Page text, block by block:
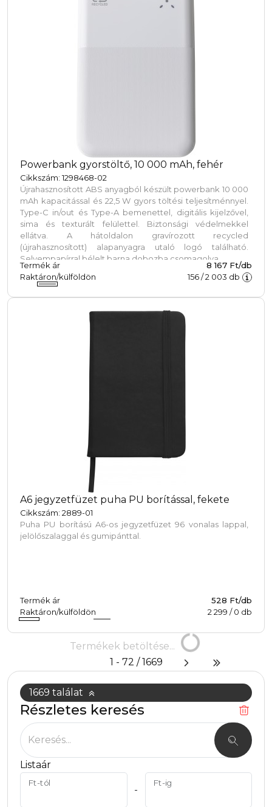
1669 találat
Részletes keresés
Keresés...
Listaár
Ft-tól
-
Ft-ig
1669 találat. Mutasd!
Powerbank gyorstöltő, 10 000 mAh, fehér
Cikkszám: 1298468-02
Újrahasznosított ABS anyagból készült powerbank 10 000
mAh kapacitással és 22,5 W gyors töltési teljesítménnyel.
Type-C in/out és Type-A bemenettel, digitális kijelzővel,
sima és texturált felülettel. Biztonsági védelmekkel
ellátva. A hátoldalon gravírozott recycled
(újrahasznosított) alapanyagra utaló logó található.
Selyempapírral bélelt barna dobozba csomagolva.
Termék ár
8 167 Ft/db
Raktáron/külföldön
156/2 003 db
A6 jegyzetfüzet puha PU borítással, fekete
Cikkszám: 2889-01
Puha PU borítású A6-os jegyzetfüzet 96 vonalas lappal,
jelölőszalaggal és gumipánttal.
Termék ár
528 Ft/db
Raktáron/külföldön
2 299 /0 db
Termékek betöltése...
1 - 72 / 1669